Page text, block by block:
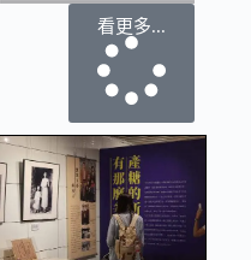
看更多...